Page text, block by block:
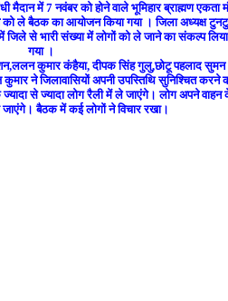
मैदान में 7 नवंबर को होने वाले भूमिहार ब्राह्मण एकता
ले बैठक का आयोजन किया गया । जिला अध्यक्ष
जिले से भारी संख्या में लोगों को ले जाने का संकल्प लिया
गया ।
कुमार कंहैया, दीपक सिंह गुलु,छोटू पहलाद सुमन
कुमार ने जिलावासियों अपनी उपस्तिथि सुनिश्चित करने
ज्यादा से ज्यादा लोग रैली में ले जाएंगे। लोग अपने वाहन
बैठक में कई लोगों ने विचार रखा।